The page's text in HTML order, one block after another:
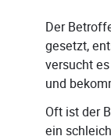
Der
gesetzt,
versucht
und
Oft ist der
ein